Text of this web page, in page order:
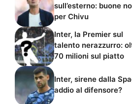
sull’esterno: buone
per Chivu
Inter, la Premier sul
talento nerazzurro:
70 milioni sul piatto
Inter, sirene dalla
addio al difensore?